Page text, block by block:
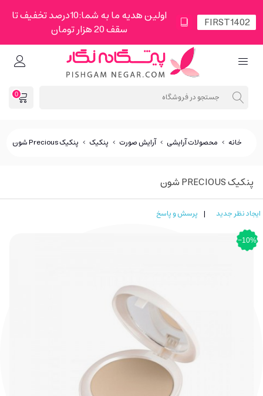
اولین هدیه ما به شما:10درصد تخفیف تا
سقف 20 هزار تومان
0
خانه > محصولات آرایشی > آرایش صورت > پنکیک > پنکیک Precious شون
پنکیک PRECIOUS شون
ایجاد نظر جدید | پرسش و پاسخ
‎−10%